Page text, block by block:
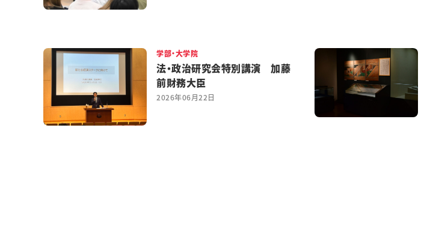
学部・大学院
法・政治研究会特別講演 加藤
前財務大臣
2026年06月22日